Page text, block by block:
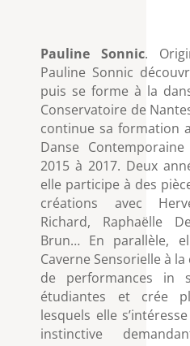
Pauline Sonnic.
Pauline Sonnic
puis se forme à la
Conservatoire de
continue sa formation
Danse Contemporaine
2015 à 2017. Deux
elle participe à des
créations avec
Richard, Raphaëlle
Brun… En parallèle,
Caverne Sensorielle à
de performances in
étudiantes et crée
lesquels elle
instinctive